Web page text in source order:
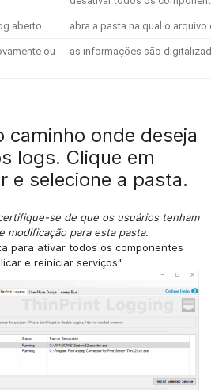
aberto abra a pasta na qual o
ou
as informações são
caminho onde deseja
logs. Clique em
e selecione a pasta.
se de que os usuários tenham
modificação para esta pasta.
para ativar todos os componentes
e reiniciar serviços".